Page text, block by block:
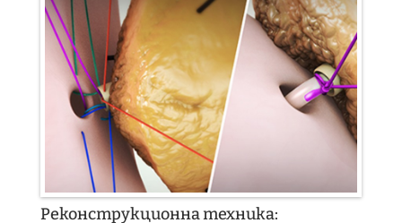
Реконструкционна техника: